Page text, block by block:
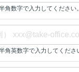
角数字で入力してください。
角英数字で入力してくださ